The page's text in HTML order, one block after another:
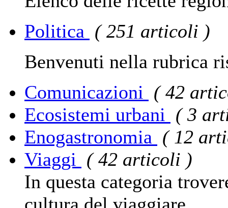
Politica ( 251 articoli )
Benvenuti nella rubrica
Comunicazioni ( 42
Ecosistemi urbani ( 3
Enogastronomia ( 12
Viaggi ( 42 articoli )
In questa categoria